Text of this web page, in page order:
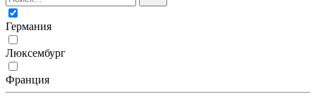
Германия
Люксембург
Франция